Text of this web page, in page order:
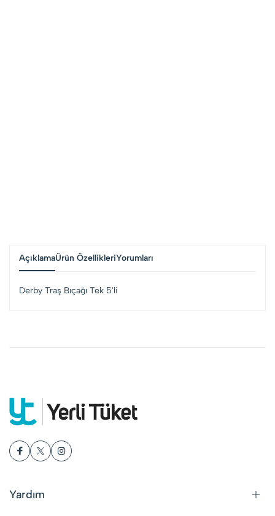
AçıklamaÜrün ÖzellikleriYorumları
Derby Traş Bıçağı Tek 5'li
Yardım